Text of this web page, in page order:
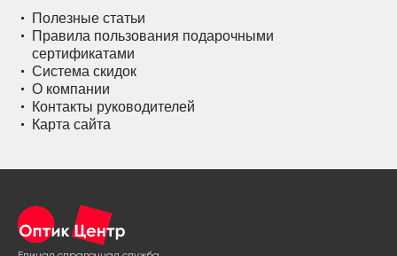
Полезные статьи
Правила пользования подарочными
сертификатами
Система скидок
О компании
Контакты руководителей
Карта сайта